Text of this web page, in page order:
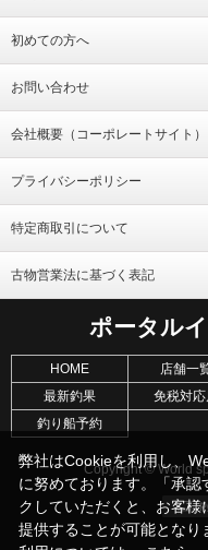
初めての方へ
お問い合わせ
会社概要（コーポレートサイト）
プライバシーポリシー
特定商取引について
古物営業法に基づく表記
ポータル
HOME 店舗一
最新釣果
免税対応
釣り船予約
Copyright © World
弊社はCookieを利用し、
に努めております。「承認
クしていただくと、お客様
提供することが可能となり